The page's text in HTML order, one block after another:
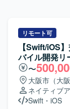
リモート可
【Swift/iOS
バイル開発リ
〜
大阪市（大阪
ネイティブ
Swift ・ iOS